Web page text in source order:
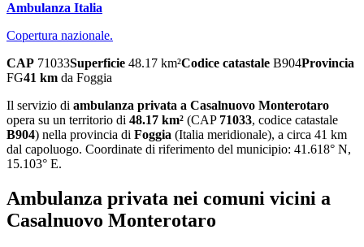
Ambulanza Italia
Copertura nazionale.
CAP 71033Superficie 48.17 km²Codice catastale B904Provincia
FG41 km da Foggia
Il servizio di ambulanza privata a Casalnuovo Monterotaro
opera su un territorio di 48.17 km² (CAP 71033, codice catastale
B904) nella provincia di Foggia (Italia meridionale), a circa 41 km
dal capoluogo. Coordinate di riferimento del municipio: 41.618° N,
15.103° E.
Ambulanza privata nei comuni vicini a
Casalnuovo Monterotaro